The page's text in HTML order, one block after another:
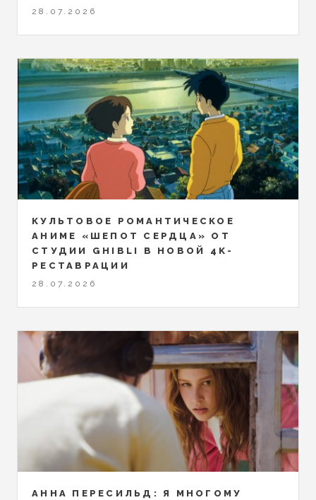
28.07.2026
КУЛЬТОВОЕ РОМАНТИЧЕСКОЕ
АНИМЕ «ШЕПОТ СЕРДЦА» ОТ
СТУДИИ GHIBLI В НОВОЙ 4K-
РЕСТАВРАЦИИ
28.07.2026
АННА ПЕРЕСИЛЬД: Я МНОГОМУ